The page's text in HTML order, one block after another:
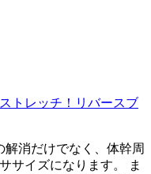
トレッチ！リバースブ
消だけでなく、体幹周
サイズになります。 ま